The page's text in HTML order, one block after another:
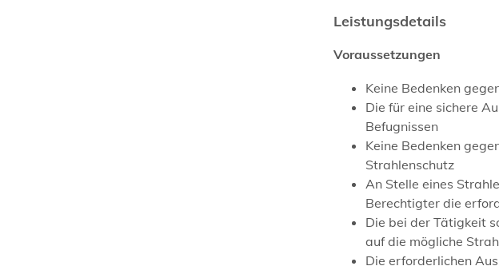
Leistungsdetails
Voraussetzungen
Keine Bedenken
Die für eine sichere
Befugnissen
Keine Bedenken
Strahlenschutz
An Stelle eines
Berechtigter die
Die bei der Tätigkeit
auf die mögliche
Die erforderlichen